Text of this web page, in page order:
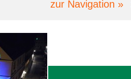
zur Navigation »